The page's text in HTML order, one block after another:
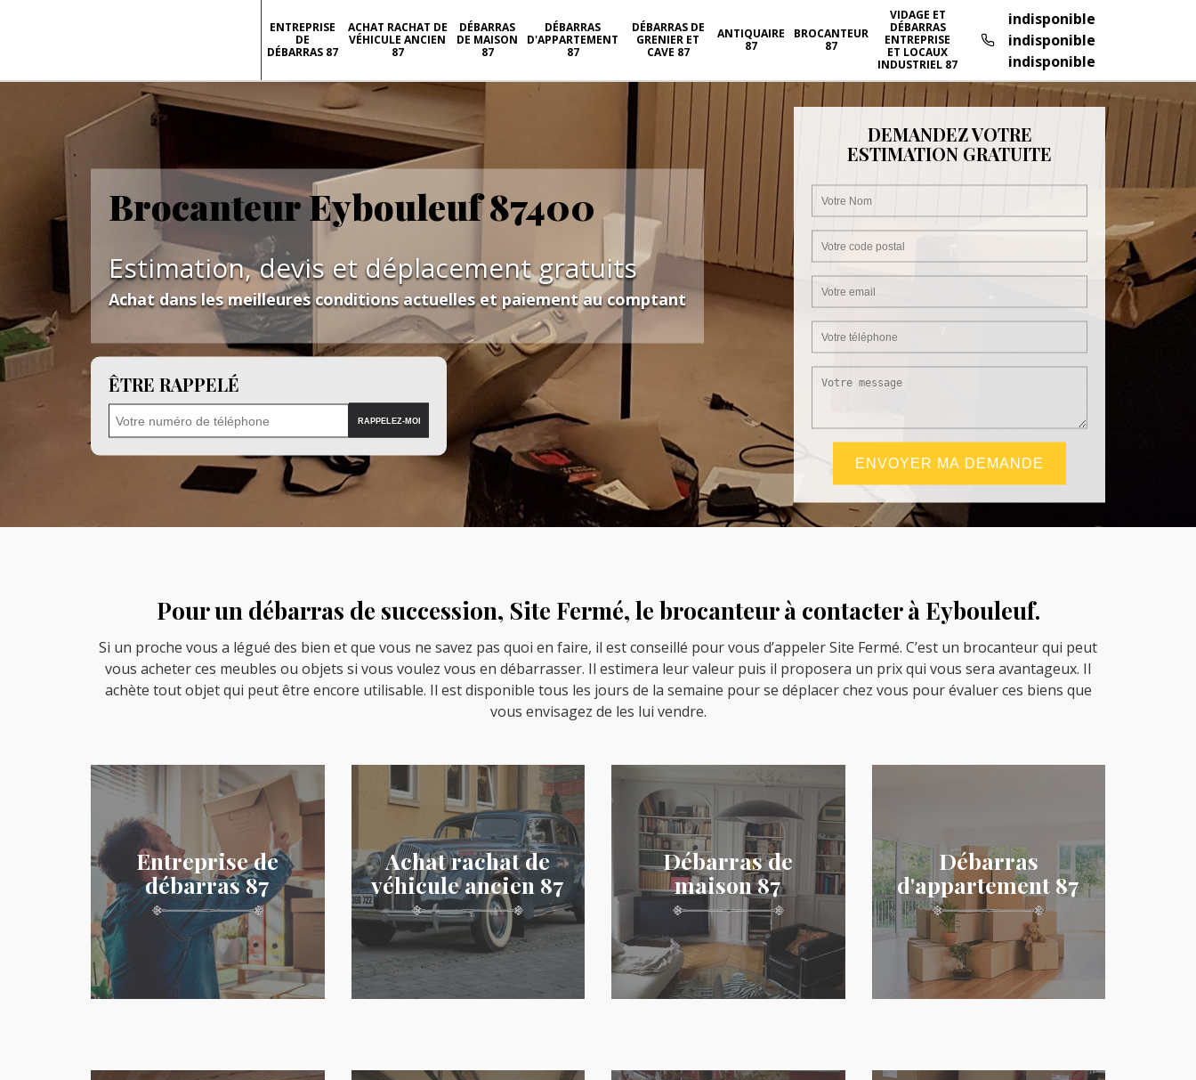
ENTREPRISE
DE
DÉBARRAS 87
ACHAT RACHAT DE
VÉHICULE ANCIEN
87
DÉBARRAS
DE MAISON
87
DÉBARRAS
D'APPARTEMENT
87
DÉBARRAS DE
GRENIER ET
CAVE 87
ANTIQUAIRE
87
BROCANTEUR
87
VIDAGE ET
DÉBARRAS
ENTREPRISE
ET LOCAUX
INDUSTRIEL 87
indisponible
indisponible
indisponible
Brocanteur Eybouleuf 87400
Estimation, devis et déplacement gratuits
Achat dans les meilleures conditions actuelles et paiement au comptant
ÊTRE RAPPELÉ
DEMANDEZ VOTRE
ESTIMATION GRATUITE
Pour un débarras de succession, Site Fermé, le brocanteur à contacter à Eybouleuf.
Si un proche vous a légué des bien et que vous ne savez pas quoi en faire, il est conseillé pour vous d’appeler Site Fermé. C’est un brocanteur qui peut
vous acheter ces meubles ou objets si vous voulez vous en débarrasser. Il estimera leur valeur puis il proposera un prix qui vous sera avantageux. Il
achète tout objet qui peut être encore utilisable. Il est disponible tous les jours de la semaine pour se déplacer chez vous pour évaluer ces biens que
vous envisagez de les lui vendre.
Entreprise de
débarras 87
Achat rachat de
véhicule ancien 87
Débarras de
maison 87
Débarras
d'appartement 87